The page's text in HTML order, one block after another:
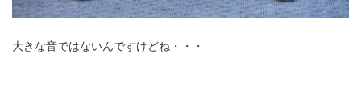
大きな音ではないんですけどね・・・